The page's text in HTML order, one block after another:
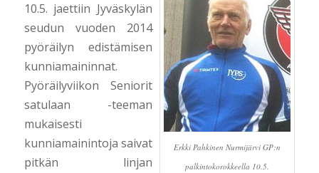
Erkki Pahkinen Nurmijärvi GP:n
palkintokorokkeella 10.5.
10.5. jaettiin Jyväskylän
seudun vuoden 2014
pyöräilyn edistämisen
kunniamaininnat.
Pyöräilyviikon Seniorit
satulaan -teeman
mukaisesti
kunniamainintoja saivat
pitkän linjan